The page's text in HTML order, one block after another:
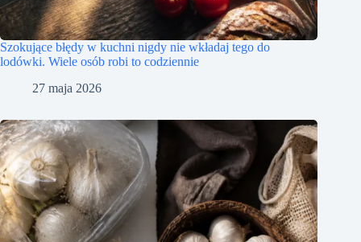
Szokujące błędy w kuchni nigdy nie wkładaj tego do
lodówki. Wiele osób robi to codziennie
27 maja 2026